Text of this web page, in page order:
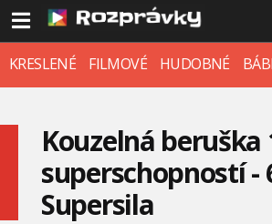
KRESLENÉ FILMOVÉ HUDOBNÉ
Kouzelná beruška
superschopností -
Supersila